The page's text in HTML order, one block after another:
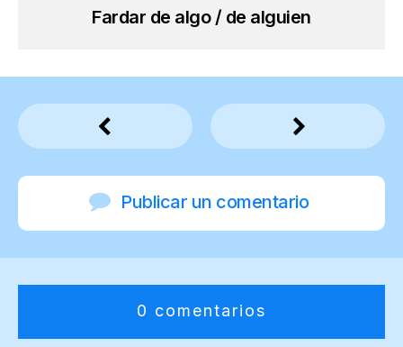
Fardar de algo / de alguien
Publicar un comentario
0 comentarios